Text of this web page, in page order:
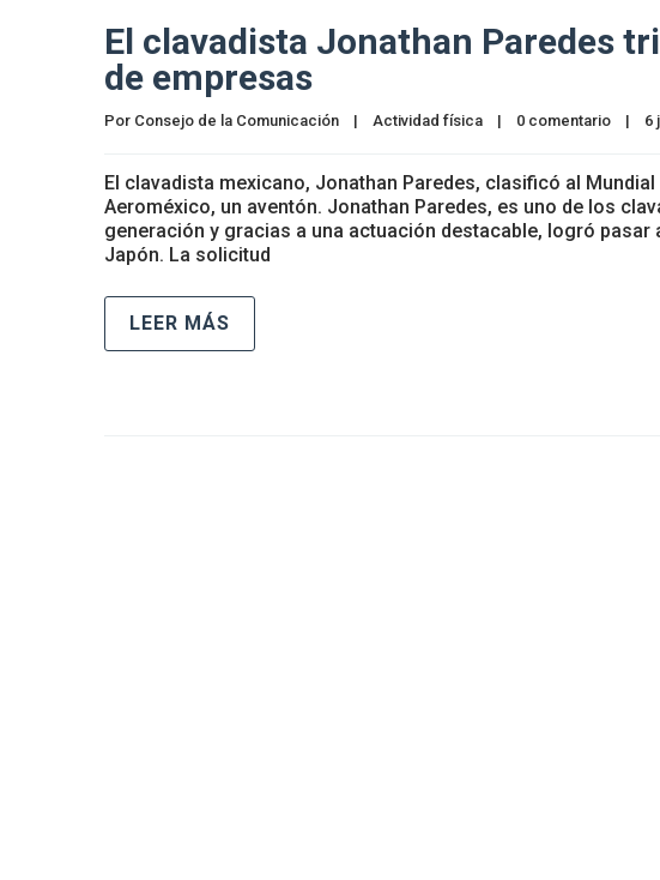
El clavadista Jonathan Paredes
de empresas
Por Consejo de la Comunicación | Actividad física | 0 comentario | 6
El clavadista mexicano, Jonathan Paredes, clasificó al
Aeroméxico, un aventón. Jonathan Paredes, es uno de los
generación y gracias a una actuación destacable, logró pasar
Japón. La solicitud
LEER MÁS